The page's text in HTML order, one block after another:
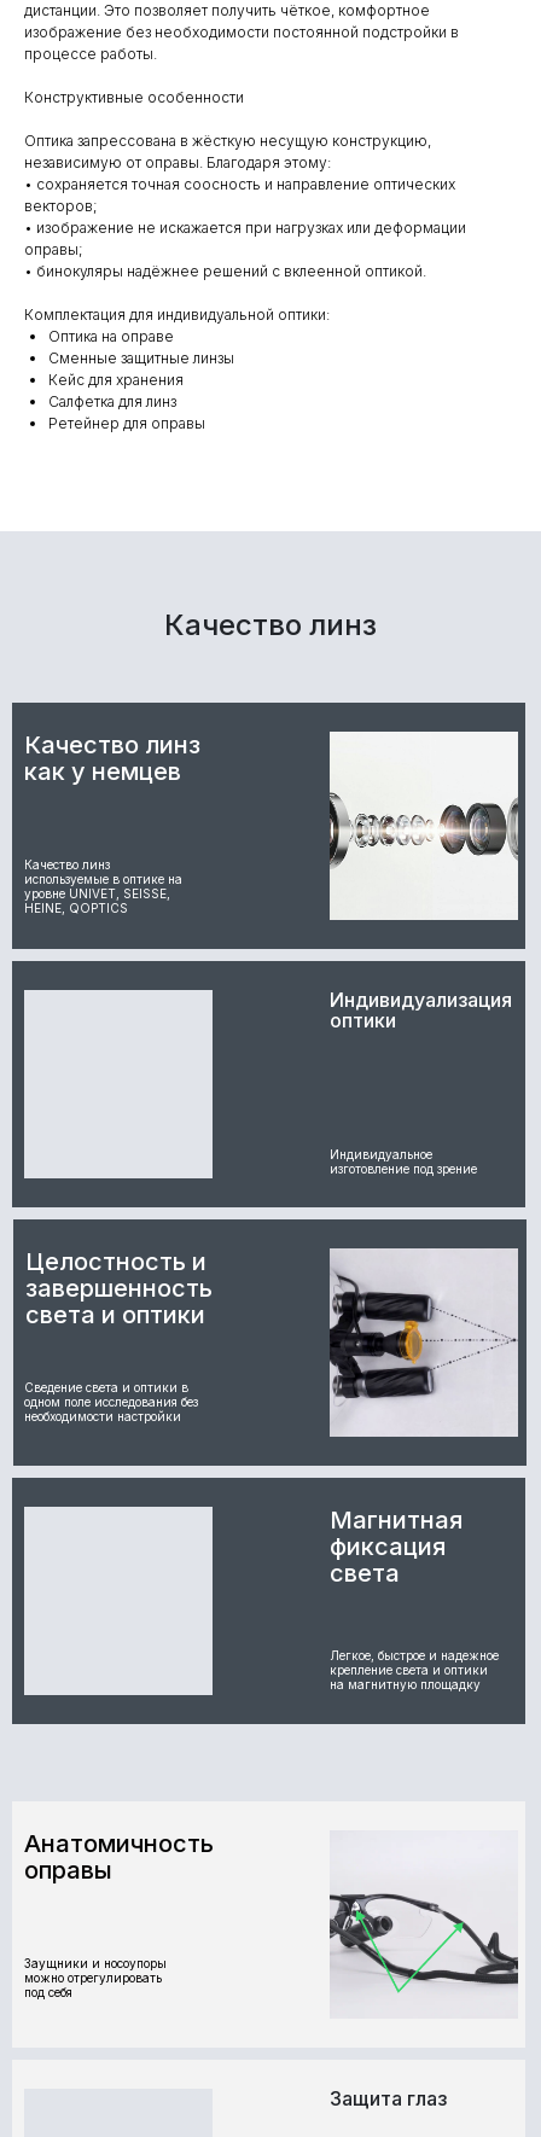
дистанции. Это позволяет получить чёткое, комфортное
изображение без необходимости постоянной подстройки в
процессе работы.
Конструктивные особенности
Оптика запрессована в жёсткую несущую конструкцию,
независимую от оправы. Благодаря этому:
• сохраняется точная соосность и направление оптических
векторов;
• изображение не искажается при нагрузках или деформации
оправы;
• бинокуляры надёжнее решений с вклеенной оптикой.
Комплектация для индивидуальной оптики:
Оптика на оправе
Сменные защитные линзы
Кейс для хранения
Салфетка для линз
Ретейнер для оправы
Качество линз
Целостность и
завершенность
света и оптики
Магнитная
фиксация
света
Индивидуализация
оптики
Качество линз
как у немцев
Сведение света и оптики в
одном поле исследования без
необходимости настройки
Качество линз
используемые в оптике на
уровне UNIVET, SEISSE,
HEINE, QOPTICS
Легкое, быстрое и надежное
крепление света и оптики
на магнитную площадку
Индивидуальное
изготовление под зрение
Защита глаз
Анатомичность
оправы
Заущники и носоупоры
можно отрегулировать
под себя